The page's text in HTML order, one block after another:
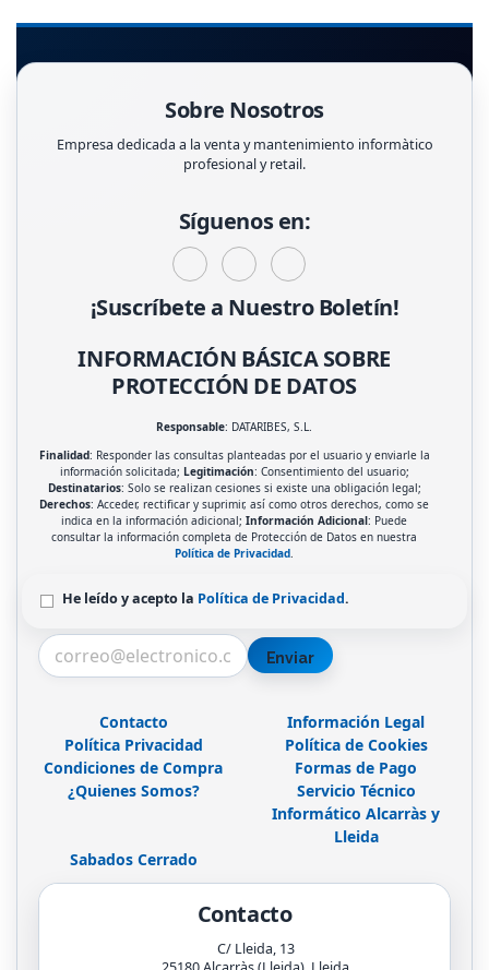
Sobre Nosotros
Empresa dedicada a la venta y mantenimiento informàtico
profesional y retail.
Síguenos en:
¡Suscríbete a Nuestro Boletín!
INFORMACIÓN BÁSICA SOBRE
PROTECCIÓN DE DATOS
Responsable: DATARIBES, S.L.
Finalidad: Responder las consultas planteadas por el usuario y enviarle la
información solicitada; Legitimación: Consentimiento del usuario;
Destinatarios: Solo se realizan cesiones si existe una obligación legal;
Derechos: Acceder, rectificar y suprimir, así como otros derechos, como se
indica en la información adicional;Información Adicional: Puede
consultar la información completa de Protección de Datos en nuestra
Política de Privacidad
He leído y acepto la Política de Privacidad.
Enviar
Contacto
Información Legal
Política Privacidad
Política de Cookies
Condiciones de Compra
Formas de Pago
¿Quienes Somos?
Servicio Técnico
Informático Alcarràs y
Lleida
Sabados Cerrado
Contacto
C/ Lleida, 13